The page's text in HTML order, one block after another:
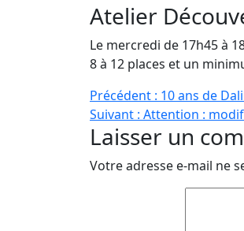
Atelier
Le mercredi de 17h45 à
8 à 12 places et un
Navigation
de
l’article
Précédent : 10 ans de
Suivant : Attention :
Laisser un
Votre adresse e-mail ne